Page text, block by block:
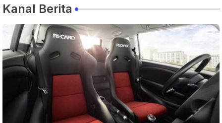
Kanal Berita